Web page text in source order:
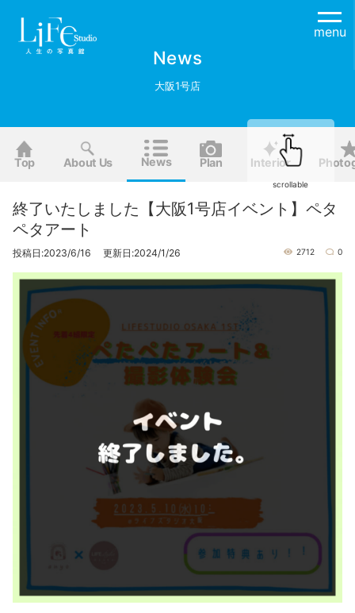
menu
News
大阪1号店
Top About Us News Plan Interior
終了いたしました【大阪1号店イベント】ペタ
ペタアート
投稿日:2023/6/16 更新日:2024/1/26 2712 0